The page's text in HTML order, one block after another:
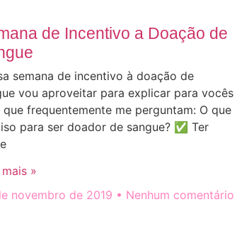
de Incentivo a Doação de
semana de incentivo à doação de
vou aproveitar para explicar para vocês
frequentemente me perguntam: O que
para ser doador de sangue? ✅ Ter
»
novembro de 2019
Nenhum comentário